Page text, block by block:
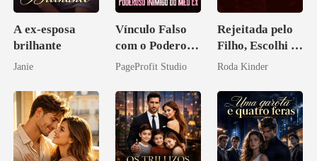
A ex-esposa
brilhante
Janie
Vínculo Falso
com o Poderoso
Inimigo do Meu
PageProfit Studio
Rejeitada pelo
Filho, Escolhi o
Don
Roda Kinder